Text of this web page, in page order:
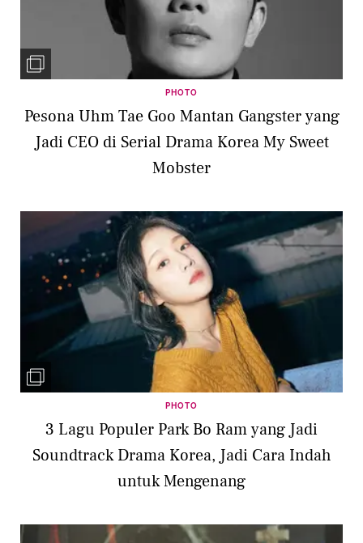
PHOTO
Pesona Uhm Tae Goo Mantan Gangster yang
Jadi CEO di Serial Drama Korea My Sweet
Mobster
PHOTO
3 Lagu Populer Park Bo Ram yang Jadi
Soundtrack Drama Korea, Jadi Cara Indah
untuk Mengenang